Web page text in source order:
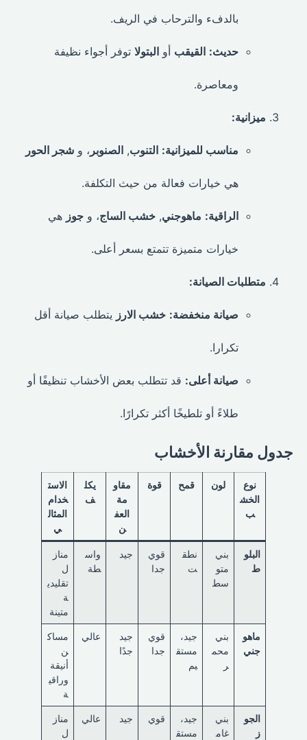
بالدفء والترحاب في الريف.
حديث: القيقبأوالبتولاتوفر أجواء نظيفة
ومعاصرة.
ميزانية:
مناسب للميزانية: التنوب,الصنوبر، و شجر الحور
هي خيارات فعالة من حيث التكلفة.
الراقية: ماهوجني, خشب الساج، و جوزهي
خيارات متميزة تتمتع بسعر أعلى.
متطلبات الصيانة:
صيانة منخفضة: خشب الارزيتطلب صيانة أقل
تكرارا.
صيانة أعلى: قد تتطلب بعض الأخشاب تنظيفًا أو
طلاءً أو تلطيخًا أكثر تكرارًا.
جدول مقارنة الأخشاب
نوع
الخش
ب
لون قمح قوة
مقاو
مة
العف
يكل
ف
الاست
خدام
المثال
البلو
ط
بني
متو
سط
نطق
ت
قوي
جدا
جيد
واس
طة
مناز
تقليدي
متينة
ماهو
جني
بني
محم
جيد،
مستق
يم
قوي
جدا
جيد
جدًا
عالي
مساك
أنيقة
وراقي
الجو
بني
غام
جيد،
مستق
قوي جيد عالي
مناز